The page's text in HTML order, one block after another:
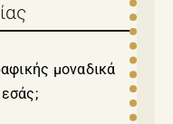
μοναδικά